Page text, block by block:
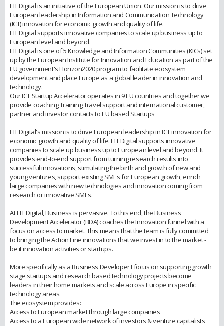
EIT Digital is an initiative of the European Union. Our mission is to drive
European leadership in Information and Communication Technology
(ICT) innovation for economic growth and quality of life.
EIT Digital supports innovative companies to scale up business up to
European level and beyond.
EIT Digital is one of 5 Knowledge and Information Communities (KICs) set
up by the European Institute for Innovation and Education as part of the
EU government's Horizon2020 program to facilitate ecosystem
development and place Europe as a global leader in innovation and
technology.
Our ICT Startup Accelerator operates in 9 EU countries and together we
provide coaching, training, travel support and international customer,
partner and investor contacts to EU based Startups
EIT Digital's mission is to drive European leadership in ICT innovation for
economic growth and quality of life. EIT Digital supports innovative
companies to scale up business up to European level and beyond. It
provides end-to-end support from turning research results into
successful innovations, stimulating the birth and growth of new and
young ventures, support existing SMEs for European growth, enrich
large companies with new technologies and innovation coming from
research or innovative SMEs.
At EIT Digital, Business is pervasive. To this end, the Business
Development Accelerator (BDA) coaches the Innovation funnel with a
focus on access to market. This means that the team is fully committed
to bringing the Action Line innovations that we invest in to the market -
be it innovation activities or startups.
More specifically as a Business Developer I focus on supporting growth
stage startups and research based technology projects become
leaders in their home markets and scale across Europe in specific
technology areas.
The ecosystem provides:
Access to European market through large companies
Access to a European wide network of investors & venture capitalists